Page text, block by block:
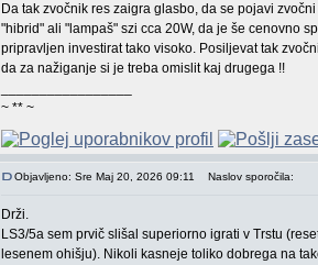
Da tak zvočnik res zaigra glasbo, da se pojavi
"hibrid" ali "lampaš" szi cca 20W, da je še cenovno
pripravljen investirat tako visoko. Posiljevat tak
da za nažiganje si je treba omislit kaj drugega !!
~ ** ~
Objavljeno: Sre Maj 20, 2026 09:11 Naslov sporočila:
Drži.
LS3/5a sem prvič slišal superiorno igrati v Trstu
lesenem ohišju). Nikoli kasneje toliko dobrega na